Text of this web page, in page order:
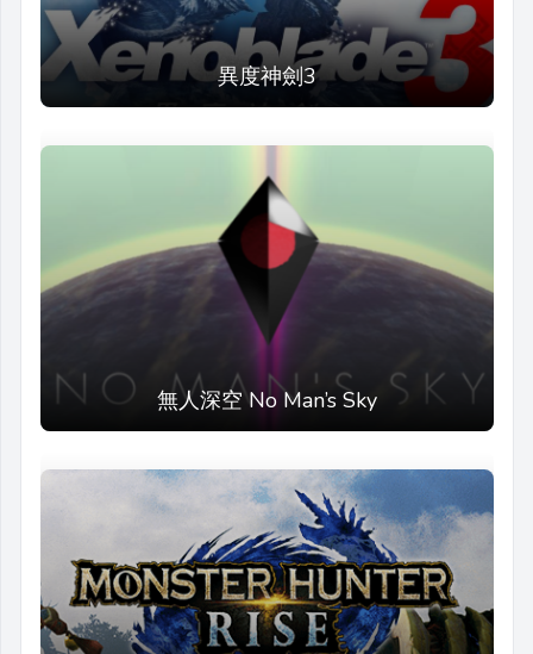
異度神劍3
無人深空 No Man’s Sky